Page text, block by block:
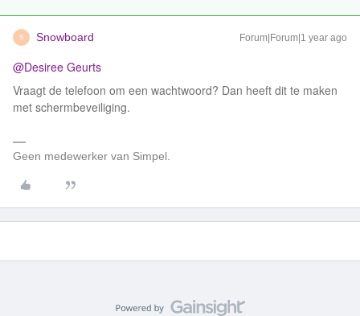
S Snowboard Forum|Forum|1 year ago
@Desiree Geurts
Vraagt de telefoon om een wachtwoord? Dan heeft dit te maken
met schermbeveiliging.
Geen medewerker van Simpel.